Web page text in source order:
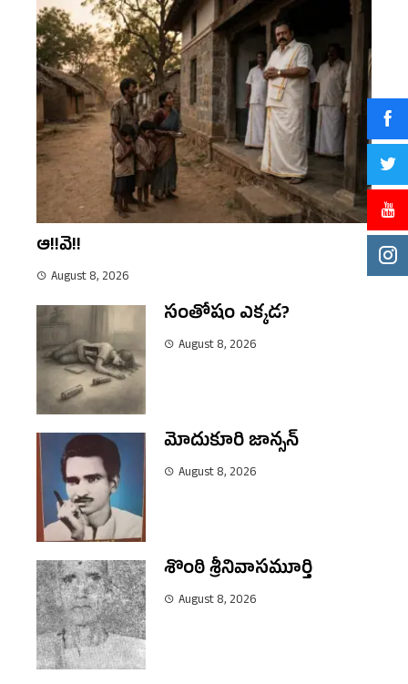
ఆ!!వె!!
August 8, 2026
సంతోషం ఎక్కడ?
August 8, 2026
మోదుకూరి జాన్సన్
August 8, 2026
శొంఠి శ్రీనివాసమూర్తి
August 8, 2026